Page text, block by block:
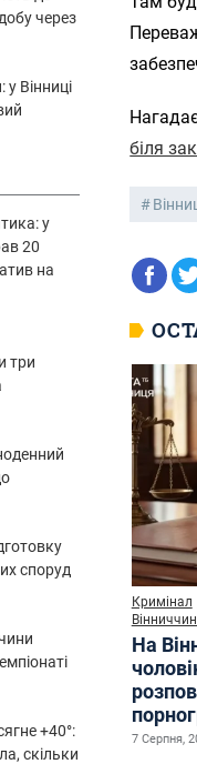
біля
Кримінал
На
7 Серпня,
через
Вінниці
у
20
на
три
споруд
+40°:
скільки